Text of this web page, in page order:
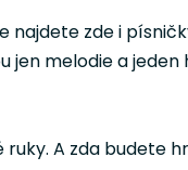
najdete zde i
jen melodie a
A zda budete